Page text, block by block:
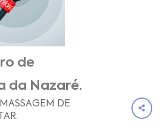
de
da Nazaré.
DE